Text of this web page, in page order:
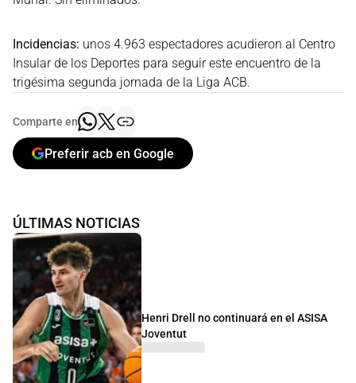
Incidencias: unos 4.963 espectadores acudieron al Centro
Insular de los Deportes para seguir este encuentro de la
trigésima segunda jornada de la Liga ACB.
Comparte en
Preferir acb en Google
ÚLTIMAS NOTICIAS
Henri Drell no continuará en el ASISA
Joventut